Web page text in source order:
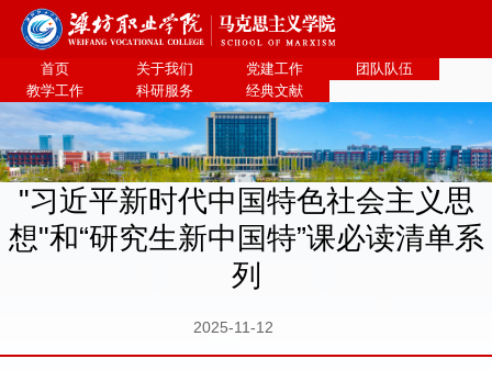
bevictor伟德官网·(中国)唯一官方网站
首页 关于我们 党建工作
团队队伍
教学工作
科研服务 经典文献
"习近平新时代中国特色社会主义思
想"和“研究生新中国特”课必读清单系
列
2025-11-12